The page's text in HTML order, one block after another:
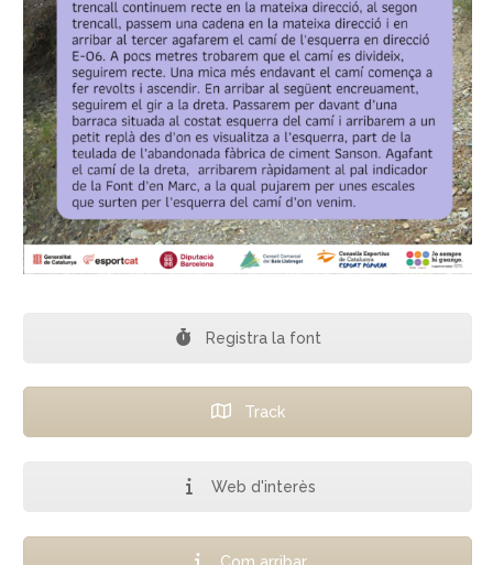
Registra la font
Track
Web d'interès
Com arribar